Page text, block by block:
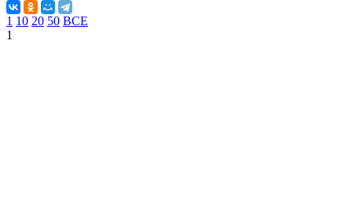
1 10 20 50 ВСЕ
1